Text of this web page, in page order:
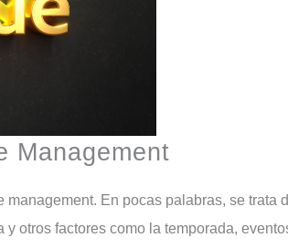
Management
otros factores como la temporada,